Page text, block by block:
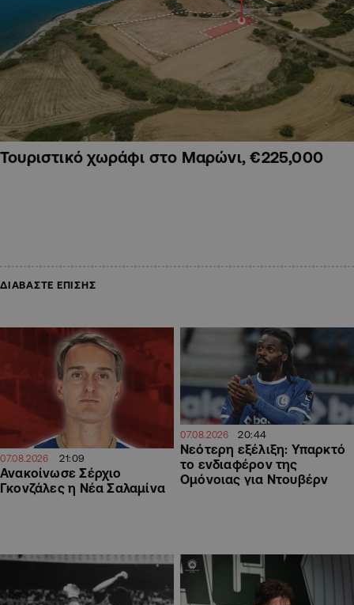
Τουριστικό χωράφι στο Μαρώνι, €225,000
ΔΙΑΒΑΣΤΕ ΕΠΙΣΗΣ
07.08.2026 21:09
Ανακοίνωσε Σέρχιο
Γκονζάλες η Νέα Σαλαμίνα
07.08.2026 20:44
Νεότερη εξέλιξη: Υπαρκτό
το ενδιαφέρον της
Ομόνοιας για Ντουβέρν